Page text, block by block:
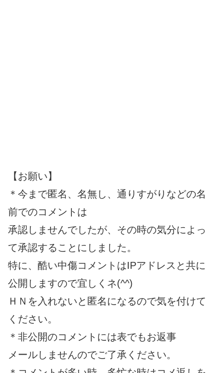
【お願い】
＊今まで匿名、名無し、通りすがりなどの名
前でのコメントは
承認しませんでしたが、その時の気分によっ
て承認することにしました。
特に、酷い中傷コメントはIPアドレスと共に
公開しますので宜しくネ(^^)
ＨＮを入れないと匿名になるので気を付けて
ください。
＊非公開のコメントには表でもお返事
メールしませんのでご了承ください。